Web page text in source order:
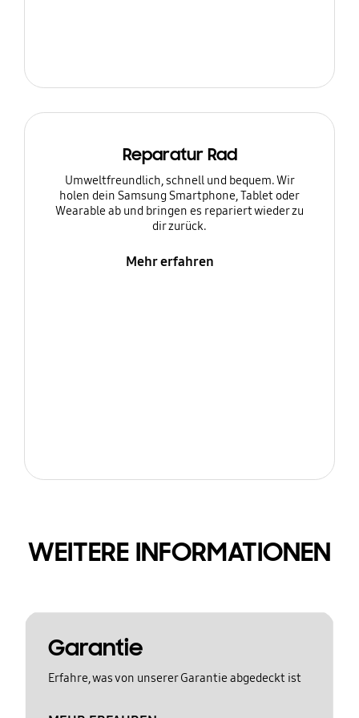
Reparatur Rad
Umweltfreundlich, schnell und bequem. Wir
holen dein Samsung Smartphone, Tablet oder
Wearable ab und bringen es repariert wieder zu
dir zurück.
Mehr erfahren
WEITERE INFORMATIONEN
Garantie
Erfahre, was von unserer Garantie abgedeckt ist